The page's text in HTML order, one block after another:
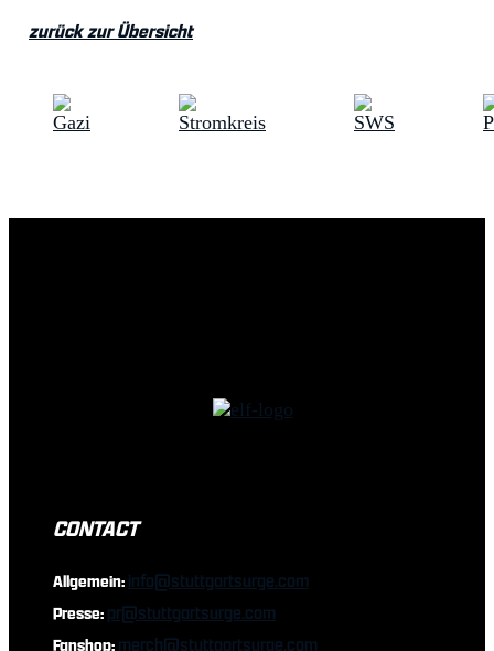
zurück zur Übersicht
CONTACT
Allgemein:info@stuttgartsurge.com
Presse:pr@stuttgartsurge.com
Fanshop:merch@stuttgartsurge.com